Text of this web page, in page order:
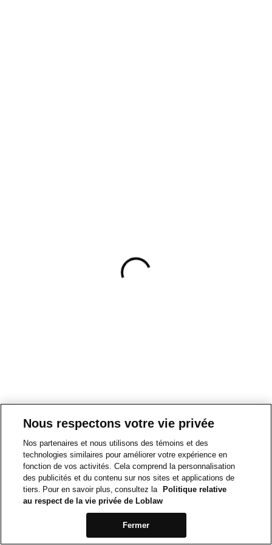
Nous respectons votre vie privée
Nos partenaires et nous utilisons des témoins et des
technologies similaires pour améliorer votre expérience en
fonction de vos activités. Cela comprend la personnalisation
des publicités et du contenu sur nos sites et applications de
tiers. Pour en savoir plus, consultez la
Politique relative
au respect de la vie privée de Loblaw
Fermer